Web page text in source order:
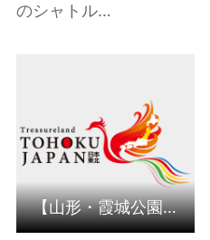
のシャトル…
【山形・霞城公園】霞城観桜会